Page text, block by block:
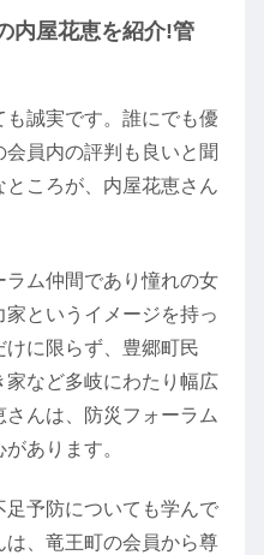
内屋花恵を紹介!管
誠実です。誰にでも優
員内の評判も良いと聞
ころが、内屋花恵さん
ム仲間であり憧れの女
というイメージを持っ
に限らず、豊郷町民
など多岐にわたり幅広
さんは、防災フォーラム
あります。
予防についても学んで
、竜王町の会員から尊